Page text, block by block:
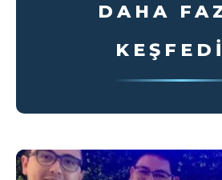
DAHA